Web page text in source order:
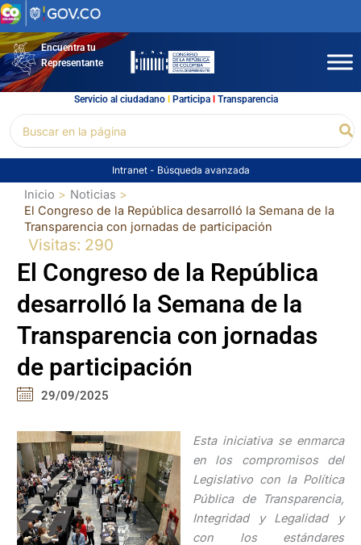
Ir
al
contenidoEncuentra tu
Representante
Servicio al ciudadano l Participal Transparencia
por:
Intranet - Búsqueda avanzada
Inicio
Noticias
El Congreso de la República desarrolló la Semana de la
Transparencia con jornadas de participación
Visitas: 290
El Congreso de la República
desarrolló la Semana de la
Transparencia con jornadas
de participación
29/09/2025
Esta iniciativa se enmarca
en los compromisos del
Legislativo con la Política
Pública de Transparencia,
Integridad y Legalidad y
con los estándares